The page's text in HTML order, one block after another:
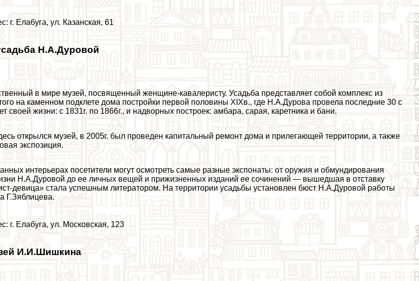
г. Елабуга, ул. Казанская, 61
Н.А.Дуровой
в мире музей, посвященный женщине-кавалеристу. Усадьба представляет собой комплекс из
на каменном подклете дома постройки первой половины XIXв., где Н.А.Дурова провела последние 30 с
своей жизни: с 1831г. по 1866г., и надворных построек: амбара, сарая, каретника и бани.
открылся музей, в 2005г. был проведен капитальный ремонт дома и прилегающей территории, а также
экспозиция.
интерьерах посетители могут осмотреть самые разные экспонаты: от оружия и обмундирования
Н.А.Дуровой до ее личных вещей и прижизненных изданий ее сочинений — вышедшая в отставку
дeвица» стала успешным литератором. На территории усадьбы установлен бюcт Н.А.Дуровой работы
Г.Зяблицева.
г. Елабуга, ул. Московская, 123
И.И.Шишкина